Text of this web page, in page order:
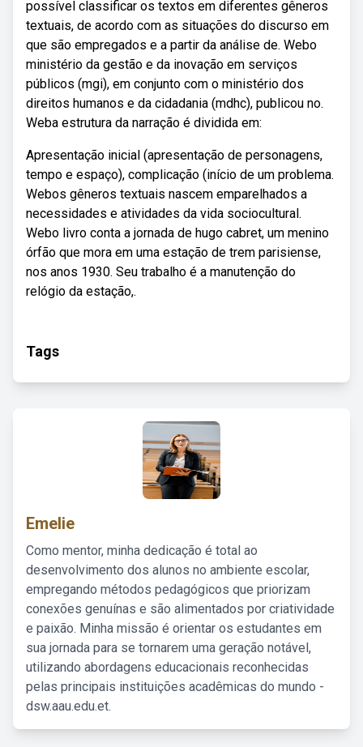
possível classificar os textos em diferentes gêneros
textuais, de acordo com as situações do discurso em
que são empregados e a partir da análise de. Webo
ministério da gestão e da inovação em serviços
públicos (mgi), em conjunto com o ministério dos
direitos humanos e da cidadania (mdhc), publicou no.
Weba estrutura da narração é dividida em:
Apresentação inicial (apresentação de personagens,
tempo e espaço), complicação (início de um problema.
Webos gêneros textuais nascem emparelhados a
necessidades e atividades da vida sociocultural.
Webo livro conta a jornada de hugo cabret, um menino
órfão que mora em uma estação de trem parisiense,
nos anos 1930. Seu trabalho é a manutenção do
relógio da estação,.
Tags
Emelie
Como mentor, minha dedicação é total ao
desenvolvimento dos alunos no ambiente escolar,
empregando métodos pedagógicos que priorizam
conexões genuínas e são alimentados por criatividade
e paixão. Minha missão é orientar os estudantes em
sua jornada para se tornarem uma geração notável,
utilizando abordagens educacionais reconhecidas
pelas principais instituições acadêmicas do mundo -
dsw.aau.edu.et.